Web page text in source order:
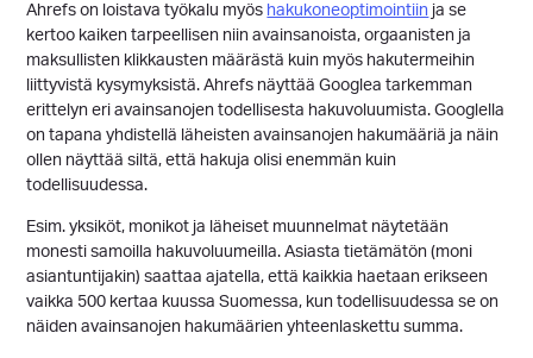
Ahrefs on loistava työkalu myös hakukoneoptimointiin ja se
kertoo kaiken tarpeellisen niin avainsanoista, orgaanisten ja
maksullisten klikkausten määrästä kuin myös hakutermeihin
liittyvistä kysymyksistä. Ahrefs näyttää Googlea tarkemman
erittelyn eri avainsanojen todellisesta hakuvoluumista. Googlella
on tapana yhdistellä läheisten avainsanojen hakumääriä ja näin
ollen näyttää siltä, että hakuja olisi enemmän kuin
todellisuudessa.
Esim. yksiköt, monikot ja läheiset muunnelmat näytetään
monesti samoilla hakuvoluumeilla. Asiasta tietämätön (moni
asiantuntijakin) saattaa ajatella, että kaikkia haetaan erikseen
vaikka 500 kertaa kuussa Suomessa, kun todellisuudessa se on
näiden avainsanojen hakumäärien yhteenlaskettu summa.